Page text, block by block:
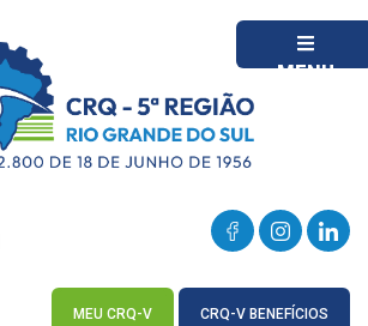
MENU
MEU CRQ-V CRQ-V BENEFÍCIOS